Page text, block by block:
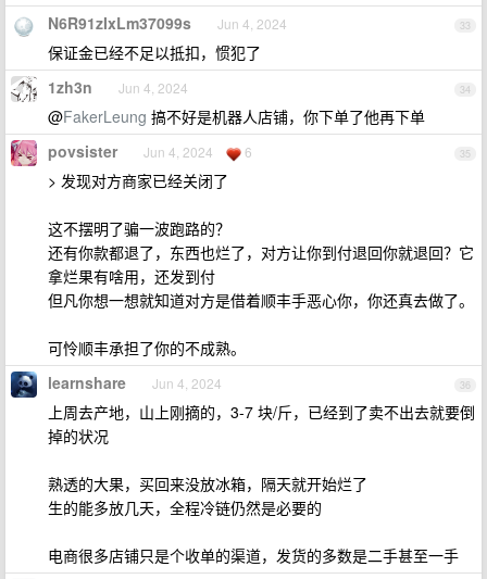
33
N6R91zIxLm37099s Jun 4, 2024
保证金已经不足以抵扣，惯犯了
34
1zh3n Jun 4, 2024
@FakerLeung 搞不好是机器人店铺，你下单了他再下单
35
povsister Jun 4, 2024 6
> 发现对方商家已经关闭了
这不摆明了骗一波跑路的？
还有你款都退了，东西也烂了，对方让你到付退回你就退回？它
拿烂果有啥用，还发到付
但凡你想一想就知道对方是借着顺丰手恶心你，你还真去做了。
可怜顺丰承担了你的不成熟。
36
learnshare Jun 4, 2024
上周去产地，山上刚摘的，3-7 块/斤，已经到了卖不出去就要倒
掉的状况
熟透的大果，买回来没放冰箱，隔天就开始烂了
生的能多放几天，全程冷链仍然是必要的
电商很多店铺只是个收单的渠道，发货的多数是二手甚至一手